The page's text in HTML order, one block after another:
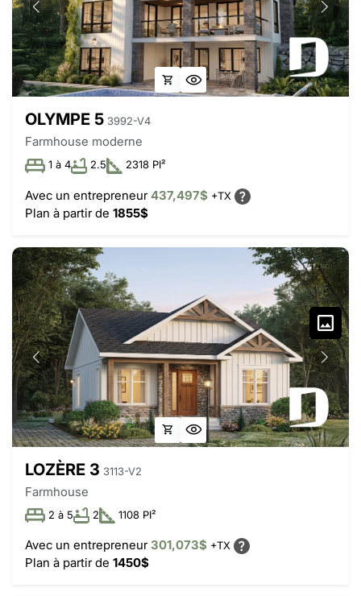
OLYMPE 5 3992-V4
Farmhouse moderne
1 à 4 2.5 2318 PI²
Avec un entrepreneur437,497$ +TX
Plan à partir de 1855$
LOZÈRE 3 3113-V2
Farmhouse
2 à 5 2 1108 PI²
Avec un entrepreneur301,073$ +TX
Plan à partir de 1450$